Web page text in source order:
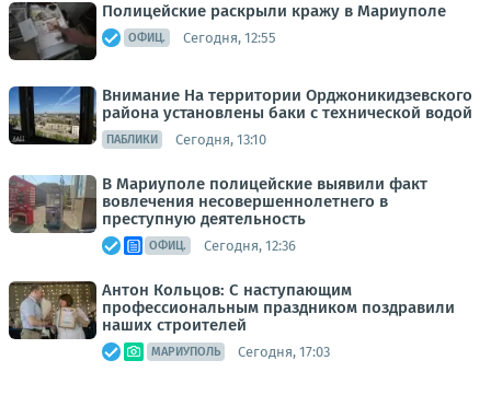
Полицейские раскрыли кражу в Мариуполе
ОФИЦ. Сегодня, 12:55
Внимание На территории Орджоникидзевского
района установлены баки с технической водой
ПАБЛИКИ Сегодня, 13:10
В Мариуполе полицейские выявили факт
вовлечения несовершеннолетнего в
преступную деятельность
ОФИЦ. Сегодня, 12:36
Антон Кольцов: С наступающим
профессиональным праздником поздравили
наших строителей
МАРИУПОЛЬ Сегодня, 17:03